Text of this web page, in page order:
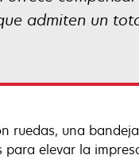
admiten un
ruedas, una
elevar la